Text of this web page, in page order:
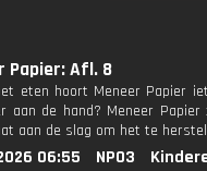
Papier: Afl. 8
eten hoort Meneer Papier
aan de hand? Meneer Papier
aan de slag om het te
06:55 NPO3